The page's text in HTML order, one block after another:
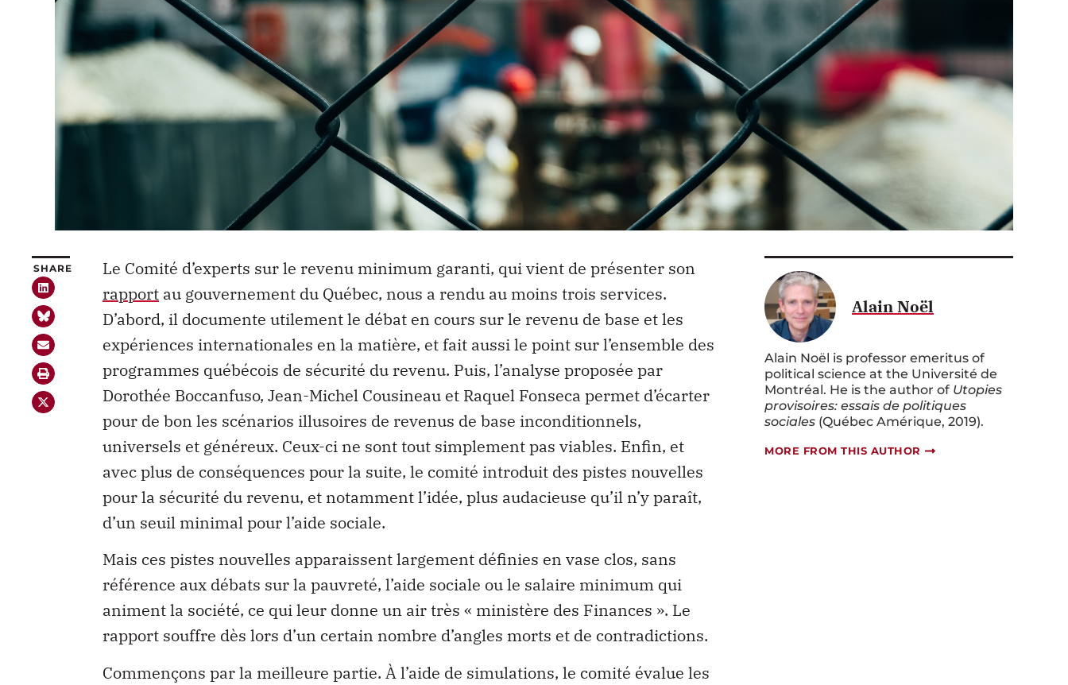
SHARE
Le Comité d’experts sur le revenu minimum garanti, qui vient de présenter son
rapport au gouvernement du Québec, nous a rendu au moins trois services.
D’abord, il documente utilement le débat en cours sur le revenu de base et les
expériences internationales en la matière, et fait aussi le point sur l’ensemble des
programmes québécois de sécurité du revenu. Puis, l’analyse proposée par
Dorothée Boccanfuso, Jean-Michel Cousineau et Raquel Fonseca permet d’écarter
pour de bon les scénarios illusoires de revenus de base inconditionnels,
universels et généreux. Ceux-ci ne sont tout simplement pas viables. Enfin, et
avec plus de conséquences pour la suite, le comité introduit des pistes nouvelles
pour la sécurité du revenu, et notamment l’idée, plus audacieuse qu’il n’y paraît,
d’un seuil minimal pour l’aide sociale.
Mais ces pistes nouvelles apparaissent largement définies en vase clos, sans
référence aux débats sur la pauvreté, l’aide sociale ou le salaire minimum qui
animent la société, ce qui leur donne un air très « ministère des Finances ». Le
rapport souffre dès lors d’un certain nombre d’angles morts et de contradictions.
Commençons par la meilleure partie. À l’aide de simulations, le comité évalue les
Alain Noël
Alain Noël is professor emeritus of
political science at the Université de
Montréal. He is the author of Utopies
provisoires: essais de politiques
sociales (Québec Amérique, 2019).
MORE FROM THIS AUTHOR